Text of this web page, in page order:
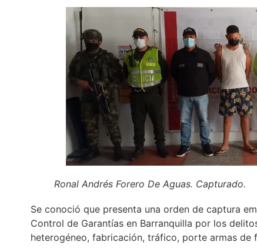
Ronal Andrés Forero De Aguas. Capturado.
Se conoció que presenta una orden de captura
Control de Garantías en Barranquilla por los
heterogéneo, fabricación, tráfico, porte armas de